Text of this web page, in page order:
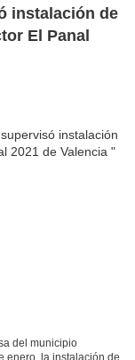
instalación de
El Panal
del municipio
enero, la instalación de